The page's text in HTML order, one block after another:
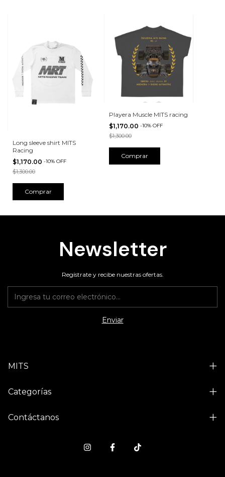
Long sleeve shirt MITS
Racing
$1,170.00 -10% OFF
$1,300.00
Comprar
Playera Muscle MITS racing
$1,170.00-10%OFF
$1,300.00
Comprar
Newsletter
Regístrate y recibe nuestras ofertas.
MITS
Categorías
Contáctanos